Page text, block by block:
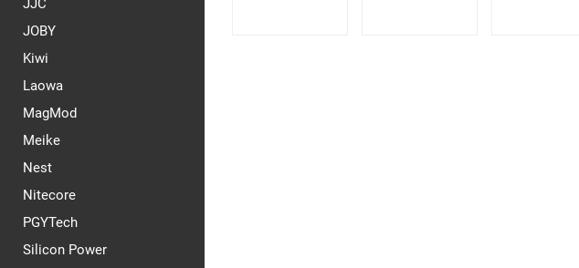
JJC
JOBY
Kiwi
Laowa
MagMod
Meike
Nest
Nitecore
PGYTech
Silicon Power